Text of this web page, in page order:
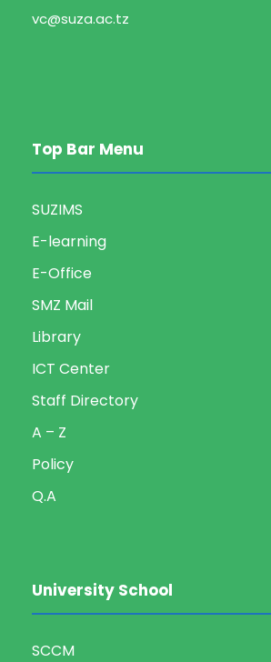
vc@suza.ac.tz
Top Bar Menu
SUZIMS
E-learning
E-Office
SMZ Mail
Library
ICT Center
Staff Directory
A – Z
Policy
Q.A
University School
SCCM